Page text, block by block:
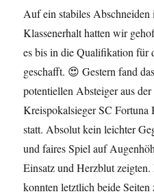
Auf ein stabiles
Klassenerhalt hatten wir
es bis in die Qualifikation für
geschafft. 😍 Gestern fand
potentiellen Absteiger aus
Kreispokalsieger SC
statt. Absolut kein leichter
und faires Spiel auf
Einsatz und Herzblut
konnten letztlich beide Seiten